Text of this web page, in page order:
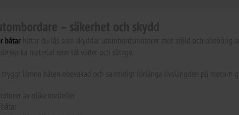
båtarhittar du lås som skyddar utombordsmotorer mot stöld och obehörig